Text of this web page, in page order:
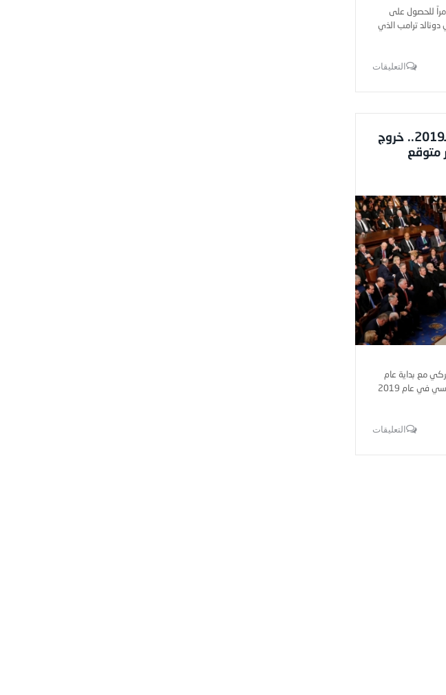
للحصول على
دونالد ترامب الذي
التعليقات
توقعات المشهد الأميركي لـ2019.. خروج
متوقع
مع بداية عام
آخر هذه بعض التوقعات عن المشهد السياسي في عام 2019
التعليقات